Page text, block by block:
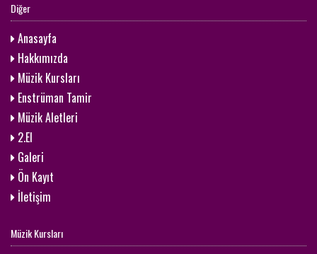
Diğer
Anasayfa
Hakkımızda
Müzik Kursları
Enstrüman Tamir
Müzik Aletleri
2.El
Galeri
Ön Kayıt
İletişim
Müzik Kursları